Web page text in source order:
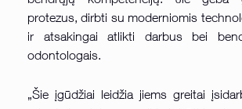
protezus, dirbti su moderniomis
ir atsakingai atlikti darbus bei
odontologais.
„Šie įgūdžiai leidžia jiems greitai